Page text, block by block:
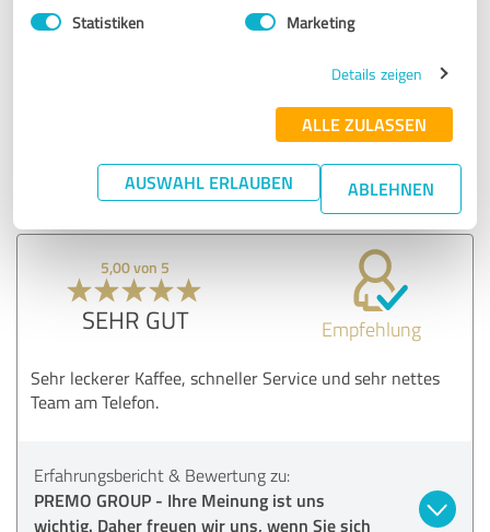
Statistiken Marketing
Details zeigen
ALLE ZULASSEN
AUSWAHL ERLAUBEN ABLEHNEN
Erfahrungsbericht & Bewertung zu:
PREMO GROUP - Ihre Meinung ist uns
wichtig. Daher freuen wir uns, wenn Sie sich
Vielen Dank. Ihre Familie Fuchs & ihr PREMO
15.09.2020 Manuela B.
5,00 von 5
SEHR GUT Empfehlung
Sehr leckerer Kaffee, schneller Service und sehr nettes
Team am Telefon.
Erfahrungsbericht & Bewertung zu:
PREMO GROUP - Ihre Meinung ist uns
wichtig. Daher freuen wir uns, wenn Sie sich